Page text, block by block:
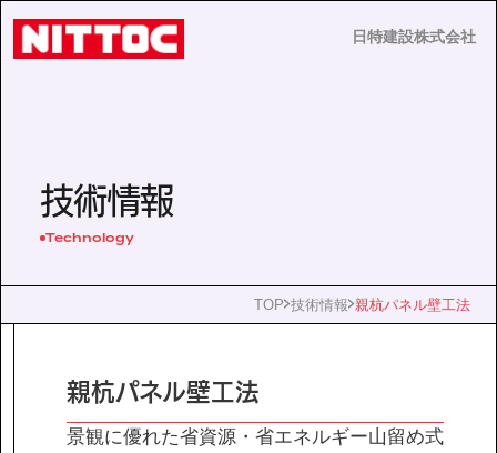
日特建設株式会社
日特建設株式会社
事業内容
企業情報
技術情報
Technology
TOP 技術情報 親杭パネル壁工法
親杭パネル壁工法
景観に優れた省資源・省エネルギー山留め式